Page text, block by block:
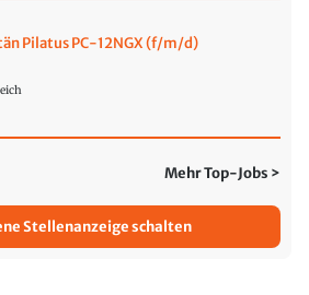
Pilatus PC-12NGX (f/m/d)
Mehr Top-Jobs >
Stellenanzeige schalten